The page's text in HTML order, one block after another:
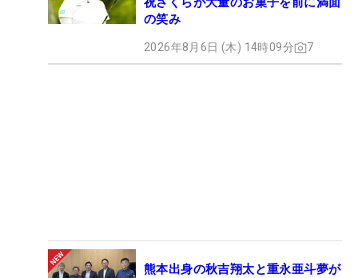
の笑み
2026年8月6日 (木) 14時09分 7
熊本出身の秋吉翔太と重永亜斗夢が